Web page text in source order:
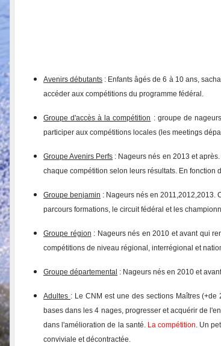
Avenirs débutants : Enfants âgés de 6 à 10 ans,
accéder aux compétitions du programme fédéral.
Groupe d'accès à la compétition : groupe de
participer aux compétitions locales (les meetings
Groupe Avenirs Perfs : Nageurs nés en 2013 et
chaque compétition selon leurs résultats. En fonction
Groupe benjamin : Nageurs nés en 2011,2012,2013.
parcours formations, le circuit fédéral et les
Groupe région : Nageurs nés en 2010 et avant qui
compétitions de niveau régional, interrégional et
Groupe départemental : Nageurs nés en 2010 et
Adultes : Le CNM est une des sections Maîtres
bases dans les 4 nages, progresser et acquérir de
dans l'amélioration de la santé. La compétition. Un
conviviale et décontractée.